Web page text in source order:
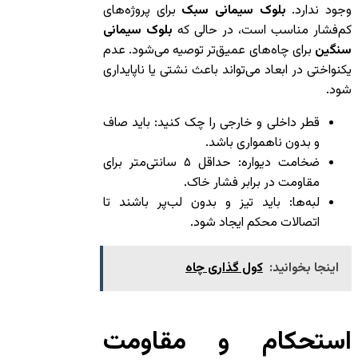
وجود ندارد. بلوک سیمانی سبکبرای پروژه‌های
کم‌فشار مناسب است، در حالی کهبلوک سیمانی
سنگینبرای چاه‌های عمیق‌تر توصیه می‌شود. عدم
یکنواختی در ابعاد می‌تواند باعث نشتی یا ناپایداری
شود.
قطر داخلی و خارجی را چک کنید: باید صاف
و بدون ناهمواری باشد.
ضخامت دیواره: حداقل ۵ سانتی‌متر برای
مقاومت در برابر فشار خاک.
لبه‌ها: باید تیز و بدون لب‌پر باشند تا
اتصالات محکم ایجاد شود.
اینجا بخوانید: کول گذاری چاه
استحکام و مقاومت